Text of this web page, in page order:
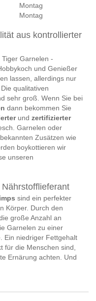
Montag
Montag
aus kontrollierter
Garnelen -
und Genießer
lassen, allerdings nur
qualitativen
sehr groß. Wenn Sie bei
dann bekommen Sie
und zertifizierter
Garnelen oder
Zusätzen wie
boykottieren wir
unseren
sind ein perfekter
Körper. Durch den
große Anzahl an
Garnelen zu einer
Ein niedriger Fettgehalt
für die Menschen sind,
Ernärung achten. Und